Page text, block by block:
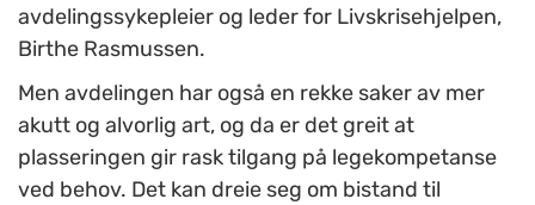
avdelingssykepleier og leder for Livskrisehjelpen,
Birthe Rasmussen.
Men avdelingen har også en rekke saker av mer
akutt og alvorlig art, og da er det greit at
plasseringen gir rask tilgang på legekompetanse
ved behov. Det kan dreie seg om bistand til